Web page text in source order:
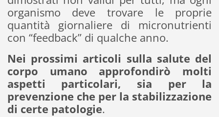
organismo deve trovare le proprie
quantità giornaliere di micronutrienti
con “feedback” di qualche anno.
Nei prossimi articoli sulla salute del
corpo umano approfondirò molti
aspetti particolari, sia per la
prevenzione che per la stabilizzazione
di certe patologie.